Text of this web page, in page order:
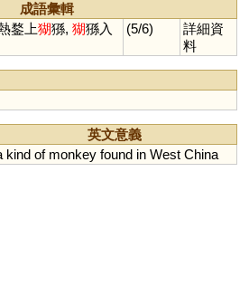
成語彙輯
鍪上猢猻, 猢猻入
(5/6)
詳細資
料
英文意義
kind of monkey found in West China